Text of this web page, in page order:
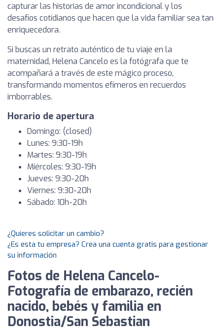
capturar las historias de amor incondicional y los
desafíos cotidianos que hacen que la vida familiar sea tan
enriquecedora.
Si buscas un retrato auténtico de tu viaje en la
maternidad, Helena Cancelo es la fotógrafa que te
acompañará a través de este mágico proceso,
transformando momentos efímeros en recuerdos
imborrables.
Horario de apertura
Domingo: (closed)
Lunes: 9:30-19h
Martes: 9:30-19h
Miércoles: 9:30-19h
Jueves: 9:30-20h
Viernes: 9:30-20h
Sábado: 10h-20h
¿Quieres solicitar un cambio?
¿Es esta tu empresa? Crea una cuenta gratis para gestionar
su información
Fotos de Helena Cancelo-
Fotografía de embarazo, recién
nacido, bebés y familia en
Donostia/San Sebastian